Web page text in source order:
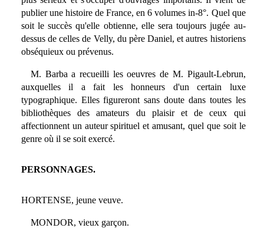
publier une histoire de France, en 6 volumes in-8°. Quel que
soit le succès qu'elle obtienne, elle sera toujours jugée au-
dessus de celles de Velly, du père Daniel, et autres historiens
obséquieux ou prévenus.
M. Barba a recueilli les oeuvres de M. Pigault-Lebrun,
auxquelles il a fait les honneurs d'un certain luxe
typographique. Elles figureront sans doute dans toutes les
bibliothèques des amateurs du plaisir et de ceux qui
affectionnent un auteur spirituel et amusant, quel que soit le
genre où il se soit exercé.
PERSONNAGES.
HORTENSE, jeune veuve.
MONDOR, vieux garçon.